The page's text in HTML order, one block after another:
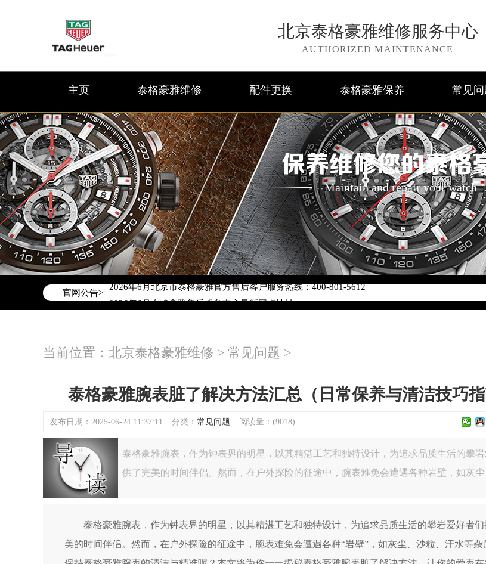
北京泰格豪雅维修服务中心
AUTHORIZED MAINTENANCE
主页 泰格豪雅维修 配件更换 泰格豪雅保养 常见问
保养维修您的泰格
Maintain and repair your watch
官网公告>
2026年6月泰格豪雅北京市售后服务网络优化升级公告
2026年6月北京市泰格豪雅官方售后客户服务热线：400-801-5612
2026年6月泰格豪雅售后服务中心最新网点地址：
北京市朝阳区建国门外大街甲6号华熙国际中心D座11层1102室泰格豪雅售后服务中心（需提前
节假日正常营业！
当前位置： 北京泰格豪雅维修 > 常见问题 >
泰格豪雅腕表脏了解决方法汇总（日常保养与清洁技巧指
发布日期：2025-06-24 11:37:11 分类： 常见问题 阅读量：(9018)
泰格豪雅腕表，作为钟表界的明星，以其精湛工艺和独特设计，为追求品质生活的攀
供了完美的时间伴侣。然而，在户外探险的征途中，腕表难免会遭遇各种岩壁，如灰尘
泰格豪雅腕表，作为钟表界的明星，以其精湛工艺和独特设计，为追求品质生活的攀岩爱好者们
美的时间伴侣。然而，在户外探险的征途中，腕表难免会遭遇各种“岩壁”，如灰尘、沙粒、汗水等杂